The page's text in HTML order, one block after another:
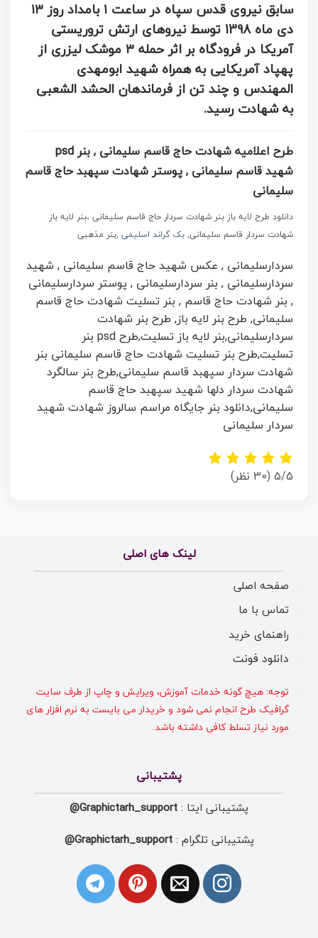
سابق نیروی قدس سپاه در ساعت ۱ بامداد روز ۱۳
دی ماه 1398 توسط نیرو‌های ارتش تروریستی
آمریکا در فرودگاه بر اثر حمله ۳ موشک لیزری از
پهپاد آمریکایی به همراه شهید ابومهدی
المهندس و چند تن از فرماندهان الحشد الشعبی
به شهادت رسید.
طرح اعلامیه شهادت حاج قاسم سلیمانی , بنر psd
شهید قاسم سلیمانی , پوستر شهادت سپهبد حاج قاسم
سلیمانی
دانلود طرح لایه باز بنر شهادت سردار حاج قاسم سلیمانی ،بنر لایه باز
شهادت سردار قاسم سلیمانی, بک گراند اسلیمی ,بنر مذهبی
سردارسلیمانی , عکس شهید حاج قاسم سلیمانی , شهید
سردارسلیمانی , بنر سردارسلیمانی , پوستر سردارسلیمانی
, بنر شهادت حاج قاسم , بنر تسلیت شهادت حاج قاسم
سلیمانی, طرح بنر لایه باز, طرح بنر شهادت
سردارسلیمانی,بنر لایه باز تسلیت,
طرح psd بنر
تسلیت,طرح بنر تسلیت شهادت حاج قاسم سلیمانی بنر
شهادت سردار سپهبد قاسم سلیمانی,طرح بنر سالگرد
شهادت سردار دلها شهید سپهبد حاج قاسم
سلیمانی,دانلود بنر جایگاه مراسم سالروز شهادت شهید
سردار سلیمانی
5/5 (30 نظر)
لینک های اصلی
صفحه اصلی
تماس با ما
راهنمای خرید
دانلود فونت
توجه: هیچ گونه خدمات آموزش، ویرایش و چاپ از طرف سایت
گرافیک طرح انجام نمی شود و خریدار می بایست به نرم افزار های
مورد نیاز تسلط کافی داشته باشد.
پشتیبانی
پشتیبانی ایتا : Graphictarh_support@
پشتیبانی تلگرام :Graphictarh_support@